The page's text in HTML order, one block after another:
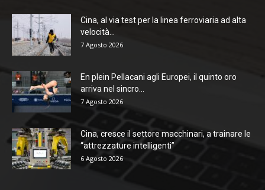
Cina, al via test per la linea ferroviaria ad alta
velocità...
7 Agosto 2026
En plein Pellacani agli Europei, il quinto oro
arriva nel sincro...
7 Agosto 2026
Cina, cresce il settore macchinari, a trainare le
“attrezzature intelligenti”
6 Agosto 2026